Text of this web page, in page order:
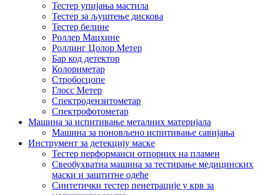
Тестер упијања мастила
Тестер за љуштење дискова
Тестер белине
Роллер Мацхине
Роллинг Цолор Метер
Бар код детектор
Колориметар
Стробосцопе
Глосс Метер
Спектродензитометар
Спектрофотометар
Машина за испитивање металних материјала
Машина за поновљено испитивање савијања
Инструмент за детекцију маске
Тестер перформанси отпорних на пламен
Свеобухватна машина за тестирање медицинских
маски и заштитне одеће
Синтетички тестер пенетрације у крв за